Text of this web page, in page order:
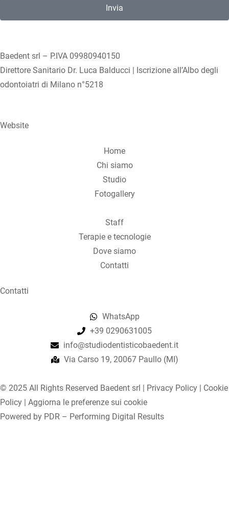
Invia
Baedent srl – P.IVA 09980940150
Direttore Sanitario Dr. Luca Balducci | Iscrizione all’Albo degli
odontoiatri di Milano n°5218
Website
Home
Chi siamo
Studio
Fotogallery
Staff
Terapie e tecnologie
Dove siamo
Contatti
Contatti
WhatsApp
+39 0290631005
info@studiodentisticobaedent.it
Via Carso 19, 20067 Paullo (MI)
© 2025 All Rights Reserved Baedent srl | Privacy Policy | Cookie
Policy | Aggiorna le preferenze sui cookie
Powered by PDR – Performing Digital Results